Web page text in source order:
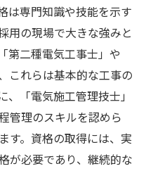
は専門知識や技能を示す
用の現場で大きな強みと
第二種電気工事士」や
これらは基本的な工事の
「電気施工管理技士」
管理のスキルを認めら
す。資格の取得には、実
が必要であり、継続的な